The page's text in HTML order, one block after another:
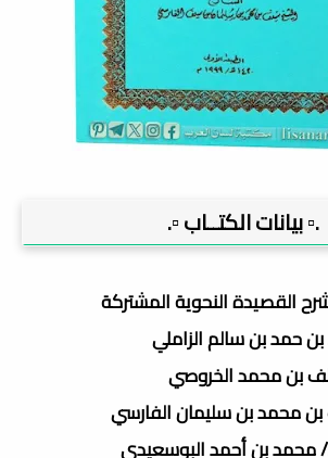
.▫️ بيانات الكتــاب ▫️.
القصيدة النحوية المشتركة
حمد بن سالم الزاملي
بن محمد الخروصي
محمد بن سليمان الفارسي
محمد بن أحمد البوسعيدي